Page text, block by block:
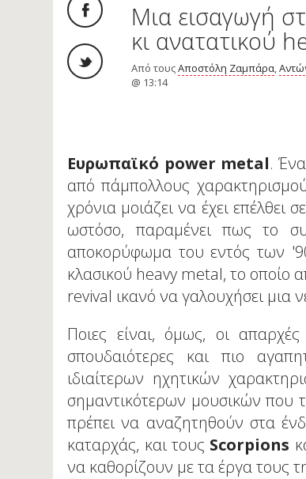
Μια εισαγωγή
κι ανατατικού
Από τουςΑποστόλη Ζαμπάρα,
@ 13:14
Ευρωπαϊκό power metal.
από πάμπολλους
χρόνια μοιάζει να έχει επέλθει
ωστόσο, παραμένει πως το
αποκορύφωμα του εντός των
κλασικού heavy metal, το οποίο
revival ικανό να γαλουχήσει μια
Ποιες είναι, όμως, οι
σπουδαιότερες και πιο
ιδιαίτερων ηχητικών
σημαντικότερων μουσικών που
πρέπει να αναζητηθούν στα
καταρχάς, και τους Scorpions
να καθορίζουν με τα έργα τους